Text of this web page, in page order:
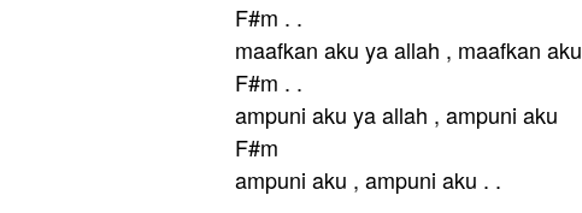
F#m . .
maafkan aku ya allah , maafkan aku
F#m . .
ampuni aku ya allah , ampuni aku
F#m
ampuni aku , ampuni aku . .